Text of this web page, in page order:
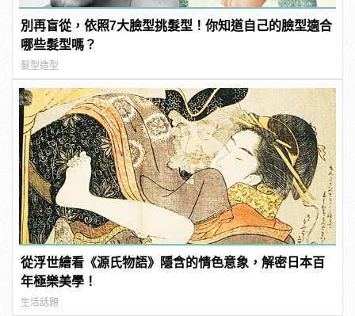
別再盲從，依照7大臉型挑髮型！你知道自己的臉型適合
哪些髮型嗎？
髮型造型
從浮世繪看《源氏物語》隱含的情色意象，解密日本百
年極樂美學！
生活話題